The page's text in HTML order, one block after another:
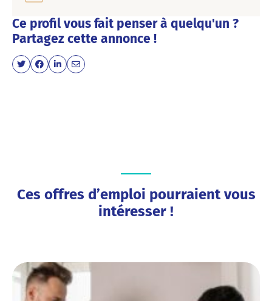
Ce profil vous fait penser à quelqu'un ?
Partagez cette annonce !
Ces offres d’emploi pourraient vous
intéresser !